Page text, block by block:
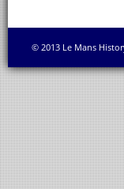
© 2013 Le Mans